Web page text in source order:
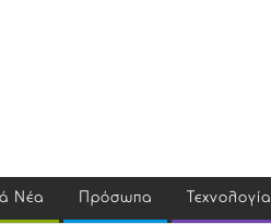
Νέα Πρόσωπα Τεχνολογία